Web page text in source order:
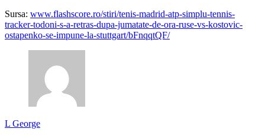
Sursa: www.flashscore.ro/stiri/tenis-madrid-atp-simplu-tennis-
tracker-todoni-s-a-retras-dupa-jumatate-de-ora-ruse-vs-kostovic-
ostapenko-se-impune-la-stuttgart/bFnqqtQF/
L George